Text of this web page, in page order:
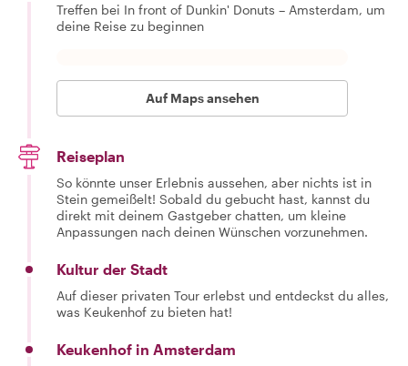
Treffen bei In front of Dunkin' Donuts – Amsterdam, um
deine Reise zu beginnen
Auf Maps ansehen
Reiseplan
So könnte unser Erlebnis aussehen, aber nichts ist in
Stein gemeißelt! Sobald du gebucht hast, kannst du
direkt mit deinem Gastgeber chatten, um kleine
Anpassungen nach deinen Wünschen vorzunehmen.
Kultur der Stadt
Auf dieser privaten Tour erlebst und entdeckst du alles,
was Keukenhof zu bieten hat!
Keukenhof in Amsterdam